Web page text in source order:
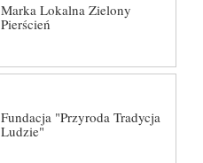
Marka Lokalna Zielony
Pierścień
Fundacja "Przyroda Tradycja
Ludzie"